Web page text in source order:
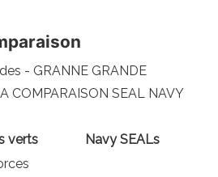
- GRANNE GRANDE
COMPARAISON SEAL NAVY
verts
Navy SEALs